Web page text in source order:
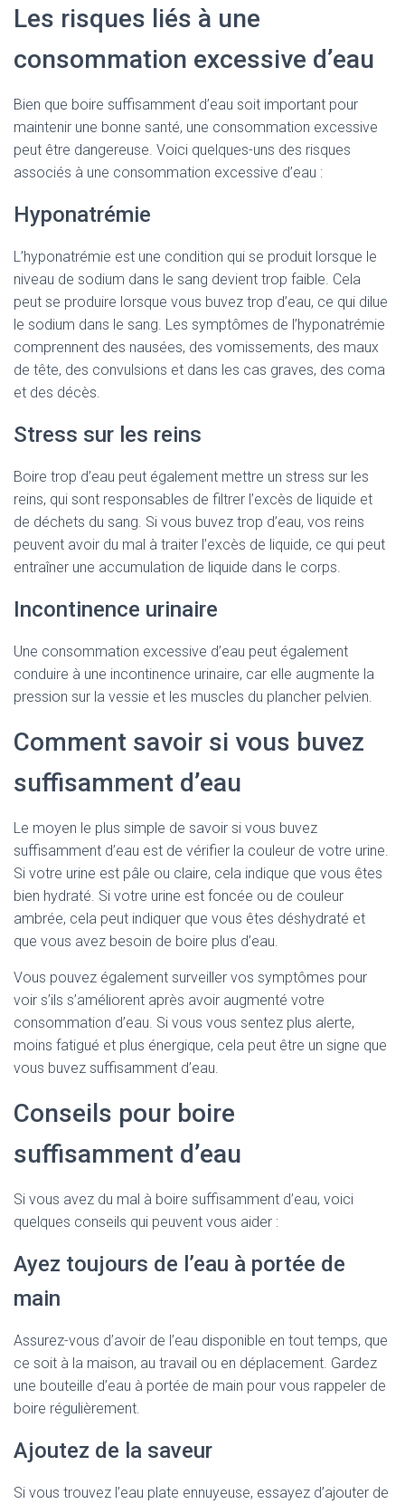
Les risques liés à une
consommation excessive d’eau
Bien que boire suffisamment d’eau soit important pour
maintenir une bonne santé, une consommation excessive
peut être dangereuse. Voici quelques-uns des risques
associés à une consommation excessive d’eau :
Hyponatrémie
L’hyponatrémie est une condition qui se produit lorsque le
niveau de sodium dans le sang devient trop faible. Cela
peut se produire lorsque vous buvez trop d’eau, ce qui dilue
le sodium dans le sang. Les symptômes de l’hyponatrémie
comprennent des nausées, des vomissements, des maux
de tête, des convulsions et dans les cas graves, des coma
et des décès.
Stress sur les reins
Boire trop d’eau peut également mettre un stress sur les
reins, qui sont responsables de filtrer l’excès de liquide et
de déchets du sang. Si vous buvez trop d’eau, vos reins
peuvent avoir du mal à traiter l’excès de liquide, ce qui peut
entraîner une accumulation de liquide dans le corps.
Incontinence urinaire
Une consommation excessive d’eau peut également
conduire à une incontinence urinaire, car elle augmente la
pression sur la vessie et les muscles du plancher pelvien.
Comment savoir si vous buvez
suffisamment d’eau
Le moyen le plus simple de savoir si vous buvez
suffisamment d’eau est de vérifier la couleur de votre urine.
Si votre urine est pâle ou claire, cela indique que vous êtes
bien hydraté. Si votre urine est foncée ou de couleur
ambrée, cela peut indiquer que vous êtes déshydraté et
que vous avez besoin de boire plus d’eau.
Vous pouvez également surveiller vos symptômes pour
voir s’ils s’améliorent après avoir augmenté votre
consommation d’eau. Si vous vous sentez plus alerte,
moins fatigué et plus énergique, cela peut être un signe que
vous buvez suffisamment d’eau.
Conseils pour boire
suffisamment d’eau
Si vous avez du mal à boire suffisamment d’eau, voici
quelques conseils qui peuvent vous aider :
Ayez toujours de l’eau à portée de
main
Assurez-vous d’avoir de l’eau disponible en tout temps, que
ce soit à la maison, au travail ou en déplacement. Gardez
une bouteille d’eau à portée de main pour vous rappeler de
boire régulièrement.
Ajoutez de la saveur
Si vous trouvez l’eau plate ennuyeuse, essayez d’ajouter de